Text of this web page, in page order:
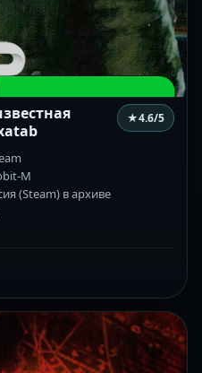
★4.6/5
M
(Steam) в архиве